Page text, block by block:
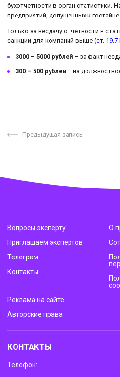
бухотчетности в орган статистики.
предприятий, допущенных к
Только за несдачу отчетности в
санкции для компаний выше (ст.
3000 – 5000 рублей – за факт
300 – 500 рублей – на
Предыдущая запись
Вопросы эксперту
Приглашаем экспертов
Телеграм
Контакты
О
Реклама на сайте
Авторские права
КОНТАКТЫ
Телефон: